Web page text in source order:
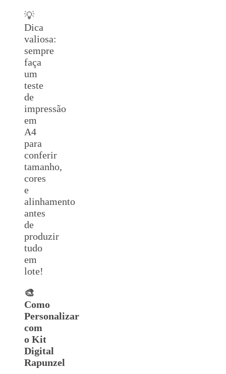
💡
Dica
valiosa:
sempre
faça
um
teste
de
impressão
em
A4
para
conferir
tamanho,
cores
e
alinhamento
antes
de
produzir
tudo
em
lote!
🎨
Como
Personalizar
com
o Kit
Digital
Rapunzel